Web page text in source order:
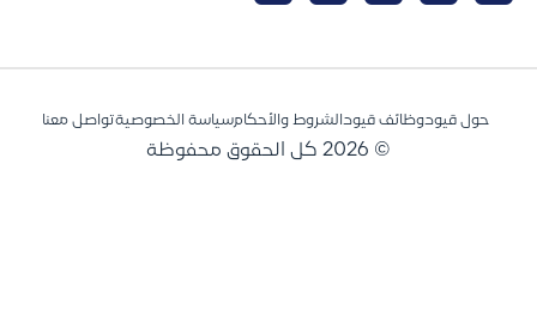
حول قيودوظائف قيود الشروط والأحكامسياسة الخصوصيةتواصل معنا
© 2026 كل الحقوق محفوظة